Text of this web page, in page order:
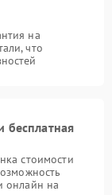
на
что
бесплатная
стоимости
онлайн на